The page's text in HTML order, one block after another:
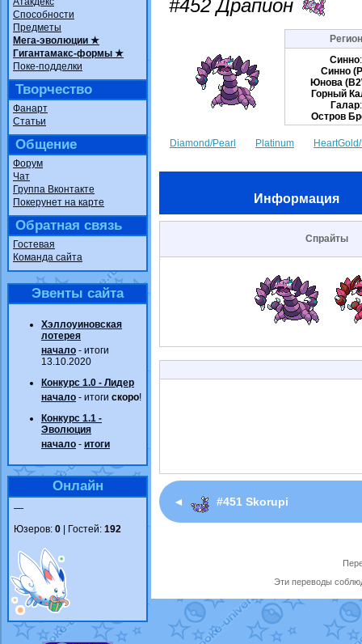
Способности
Предметы
Мега-эволюции ★
Гигантамакс-формы ★
Поке-подделки
Творчество
Фанарт
Статьи
Общение
Форум
Чат
Группа Вконтакте
Покерунет на карте
Обратная связь
Гостевая
Команда сайта
Эвенты сайта
Хэллоуиновская
лотерея
начало - итоги
13.10.2020
Конкурс 1.0 - Лидер
начало - итоги скоро!
Конкурс 1.1 -
Эволюция
начало - итоги
Онлайн
—
Юзеров: 0 | Гостей: 192
#452 Драпион
Синно
Синно
Юнова
Горный
Галар
Остров
Diamond/Pearl Platinum
Информация
Спрайты
◄ #451 Skorupi
Эти переводы